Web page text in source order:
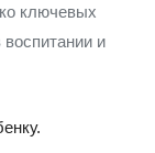
ключевых
и